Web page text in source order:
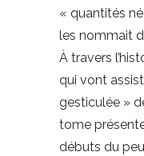
« quantités
les nommait
À travers
qui vont
gesticulée »
tome
débuts du